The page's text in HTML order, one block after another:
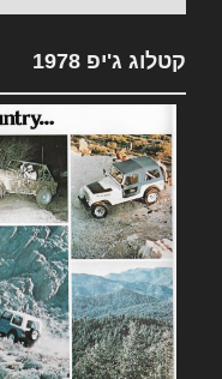
קטלוג ג'יפ 1978